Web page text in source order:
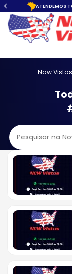
ATENDEMOS
Now Vistos